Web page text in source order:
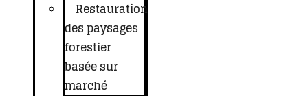
Restauration
des paysages
forestier
basée sur
marché